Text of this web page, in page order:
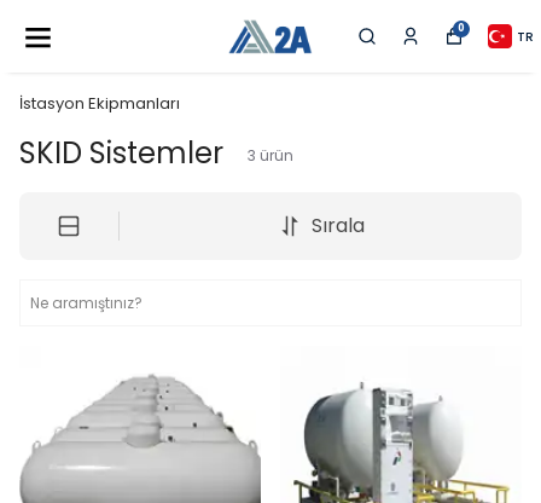
0 TR
İstasyon Ekipmanları
SKID Sistemler 3 ürün
Sırala